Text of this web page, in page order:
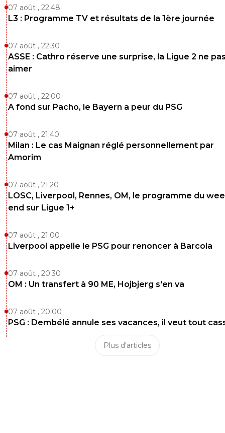
07 août , 22:48
L3 : Programme TV et résultats de la 1ère journée
07 août , 22:30
ASSE : Cathro réserve une surprise, la Ligue 2 ne
aimer
07 août , 22:00
A fond sur Pacho, le Bayern a peur du PSG
07 août , 21:40
Milan : Le cas Maignan réglé personnellement par
Amorim
07 août , 21:20
LOSC, Liverpool, Rennes, OM, le programme du
end sur Ligue 1+
07 août , 21:00
Liverpool appelle le PSG pour renoncer à Barcola
07 août , 20:30
OM : Un transfert à 90 ME, Hojbjerg s'en va
07 août , 20:00
PSG : Dembélé annule ses vacances, il veut tout
Plus d'articles